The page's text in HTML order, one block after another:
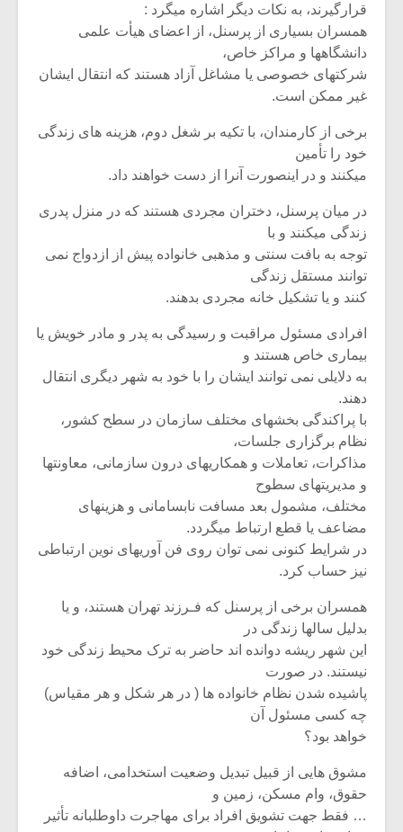
قرارگیرند، به نکات دیگر اشاره میگرد :
همسران بسیاری از پرسنل، از اعضای هیأت علمی
دانشگاهها و مراکز خاص،
شرکتهای خصوصی یا مشاغل آزاد هستند که انتقال ایشان
غیر ممکن است.
برخی از کارمندان، با تکیه بر شغل دوم، هزینه های زندگی
خود را تأمین
میکنند و در اینصورت آنرا از دست خواهند داد.
در میان پرسنل، دختران مجردی هستند که در منزل پدری
زندگی میکنند و با
توجه به بافت سنتی و مذهبی خانواده پیش از ازدواج نمی
توانند مستقل زندگی
کنند و یا تشکیل خانه مجردی بدهند.
افرادی مسئول مراقبت و رسیدگی به پدر و مادر خویش یا
بیماری خاص هستند و
به دلایلی نمی توانند ایشان را با خود به شهر دیگری انتقال
دهند.
با پراکندگی بخشهای مختلف سازمان در سطح کشور،
نظام برگزاری جلسات،
مذاکرات،‌ تعاملات و همکاریهای درون سازمانی، معاونتها
و مدیریتهای سطوح
مختلف، مشمول بعد مسافت نابسامانی و هزینهای
مضاعف یا قطع ارتباط میگردد.
در شرایط کنونی نمی توان روی فن آوریهای نوین ارتباطی
نیز حساب کرد.
همسران برخی از پرسنل که فـرزند تهران هستند، و یا
بدلیل سالها زندگی در
این شهر ریشه دوانده اند حاضر به ترک محیط زندگی خود
نیستند. در صورت
پاشیده شدن نظام خانواده ها ( در هر شکل و هر مقیاس)
چه کسی مسئول آن
خواهد بود؟
مشوق هایی از قبیل تبدیل وضعیت استخدامی، اضافه
حقوق، وام مسکن، زمین و
… فقط جهت تشویق افراد برای مهاجرت داوطلبانه تأثیر